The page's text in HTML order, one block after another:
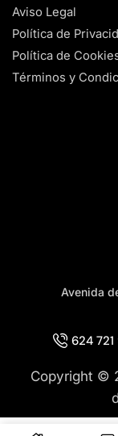
Aviso Legal
Política de
Política de
Términos y
Avenida
Copyright ©
624 721